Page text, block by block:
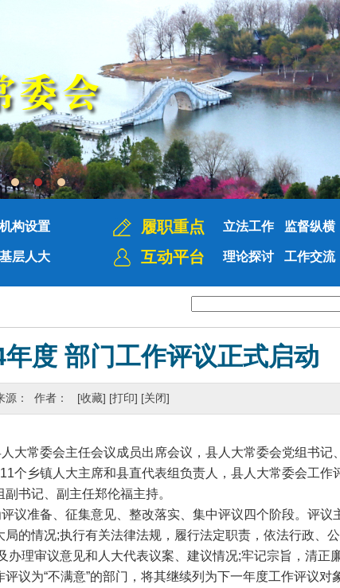
机构设置
基层人大
履职重点 立法工作 监督纵横
互动平台 理论探讨 工作交流
度 部门工作评议正式启动
源： 作者： [收藏] [打印] [关闭]
常委会主任会议成员出席会议，县人大常委会党组书记
个乡镇人大主席和县直代表组负责人，县人大常委会工作
书记、副主任郑伦福主持。
准备、征集意见、整改落实、集中评议四个阶段。评议
的情况;执行有关法律法规，履行法定职责，依法行政、
理审议意见和人大代表议案、建议情况;牢记宗旨，清正
议为“不满意”的部门，将其继续列为下一年度工作评议对